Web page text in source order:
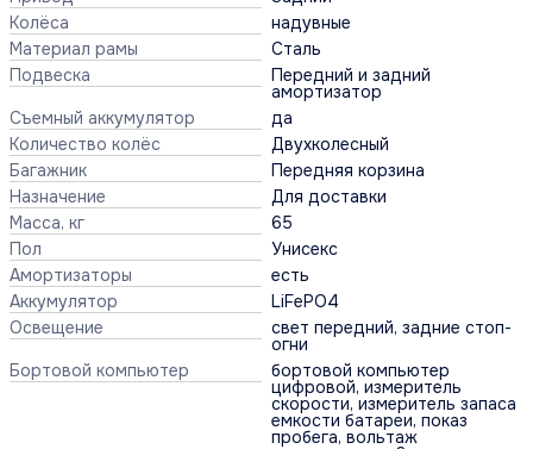
Колёса
надувные
Материал рамы
Сталь
Подвеска
Передний и задний
амортизатор
Съемный аккумулятор
да
Количество колёс
Двухколесный
Багажник
Передняя корзина
Назначение
Для доставки
Масса, кг
65
Пол
Унисекс
Амортизаторы
есть
Аккумулятор
LiFePO4
Освещение
свет передний, задние стоп-
огни
Бортовой компьютер
бортовой компьютер
цифровой, измеритель
скорости, измеритель запаса
емкости батареи, показ
пробега, вольтаж